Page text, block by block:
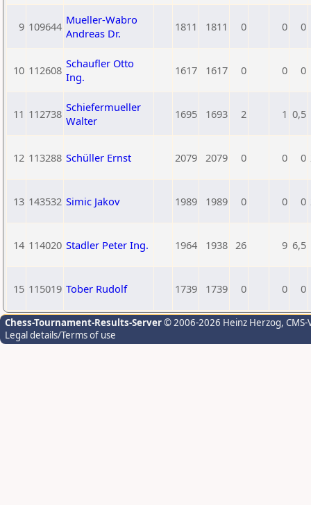
9 109644 Mueller-Wabro
Andreas Dr.
1811 1811 0 0 0
10 112608 Schaufler Otto
Ing.
1617 1617 0 0 0
11 112738 Schiefermueller
Walter
1695 1693 2 1 0,5
12 113288 Schüller Ernst 2079 2079 0 0 0
13 143532 Simic Jakov 1989 1989 0 0 0
14 114020 Stadler Peter Ing. 1964 1938 26 9 6,5
15 115019 Tober Rudolf 1739 1739 0 0 0
Chess-Tournament-Results-Server© 2006-2026 Heinz Herzog,
Legal details/Terms of use